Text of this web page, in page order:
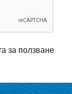
за ползване